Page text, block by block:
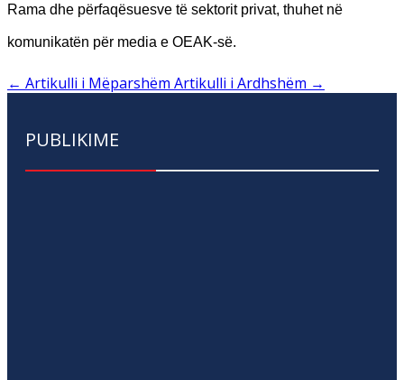
Rama dhe përfaqësuesve të sektorit privat, thuhet në
komunikatën për media e OEAK-së.
← Artikulli i Mëparshëm Artikulli i Ardhshëm →
PUBLIKIME